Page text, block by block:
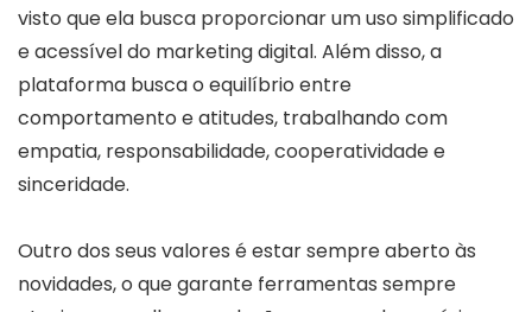
visto que ela busca proporcionar um uso simplificado
e acessível do marketing digital. Além disso, a
plataforma busca o equilíbrio entre
comportamento e atitudes, trabalhando com
empatia, responsabilidade, cooperatividade e
sinceridade.
Outro dos seus valores é estar sempre aberto às
novidades, o que garante ferramentas sempre